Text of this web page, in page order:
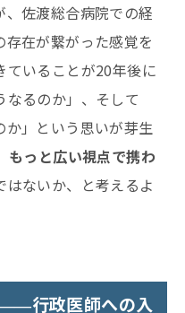
、佐渡総合病院での経
在が繋がった感覚を
ていることが20年後に
なるのか」、そして
か」という思いが芽生
もっと広い視点で携わ
はないか、と考えるよ
――行政医師への入